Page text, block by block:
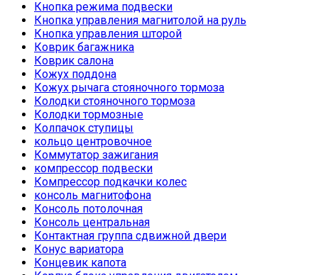
Кнопка режима подвески
Кнопка управления магнитолой на руль
Кнопка управления шторой
Коврик багажника
Коврик салона
Кожух поддона
Кожух рычага стояночного тормоза
Колодки стояночного тормоза
Колодки тормозные
Колпачок ступицы
кольцо центровочное
Коммутатор зажигания
компрессор подвески
Компрессор подкачки колес
консоль магнитофона
Консоль потолочная
Консоль центральная
Контактная группа сдвижной двери
Конус вариатора
Концевик капота